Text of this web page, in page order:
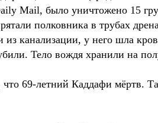
Mail, было уничтожено 15
полковника в трубах
канализации, у него шла
Тело вождя хранили на
69-летний Каддафи мёртв.